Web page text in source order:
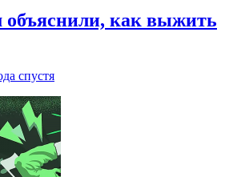
объяснили, как выжить
спустя